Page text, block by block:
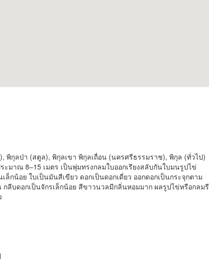
พิกุลป่า (สตูล), พิกุลเขา พิกุลเถื่อน (นครศรีธรรมราช), พิกุล (ทั่วไป)
าณ 8–15 เมตร เป็นพุ่มทรงกลมใบออกเรียงสลับกันใบมนรูปไข่
น้อย ใบเป็นมันสีเขียว ดอกเป็นดอกเดี่ยว ออกดอกเป็นกระจุกตาม
ลีบดอกเป็นจักรเล็กน้อย สีขาวนวลมีกลิ่นหอมมาก ผลรูปไข่หรือกลมรี